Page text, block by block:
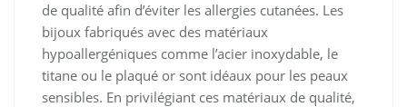
de qualité afin d’éviter les allergies cutanées. Les
bijoux fabriqués avec des matériaux
hypoallergéniques comme l’acier inoxydable, le
titane ou le plaqué or sont idéaux pour les peaux
sensibles. En privilégiant ces matériaux de qualité,